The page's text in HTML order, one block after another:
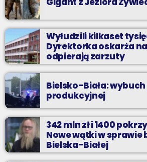
Wyłudzili kilkaset
Dyrektorka oskarża
odpierają zarzuty
Bielsko-Biała: wybuch
produkcyjnej
342 mln zł i 1400
Nowe wątki w sprawie
Bielska-Białej